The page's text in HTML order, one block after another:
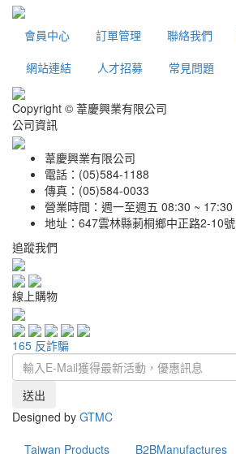
會員中心 訂單管理 聯絡我們
網站連結
人才招募 常見問題
Copyright © 葦慶興業有限公司
公司資訊
葦慶興業有限公司
電話：(05)584-1188
傳真：(05)584-0033
營業時間：週一至週五 08:30 ~ 17:30
地址：647雲林縣莿桐鄉中正路2-10號
追蹤我們
線上購物
165 反詐騙
送出
Designed by GTMC
Taiwan Products
B2BManufactures